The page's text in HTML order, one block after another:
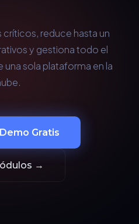
reduce hasta un
y gestiona todo el
sola plataforma en la
Gratis
→